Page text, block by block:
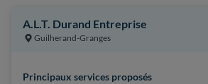
A.L.T. Durand Entreprise
Guilherand-Granges
Principaux services proposés